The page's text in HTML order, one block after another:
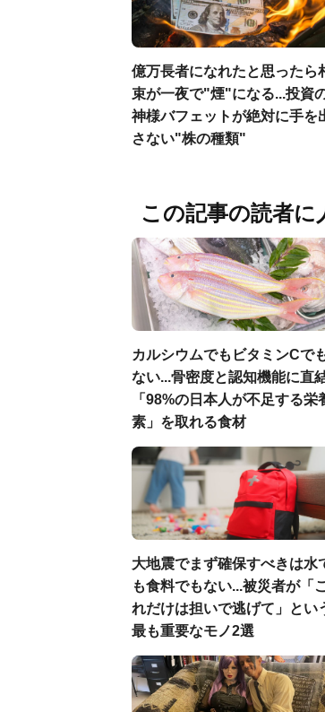
億万長者になれたと思ったら
束が一夜で"煙"になる...投資
神様バフェットが絶対に手を
さない"株の種類"
この記事の読者に
カルシウムでもビタミンCで
ない...骨密度と認知機能に直
「98%の日本人が不足する栄
素」を取れる食材
大地震でまず確保すべきは水
も食料でもない...被災者が「こ
れだけは担いで逃げて」とい
最も重要なモノ2選